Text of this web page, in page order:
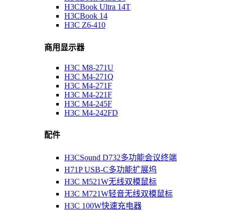
H3CBook Ultra 14T
H3CBook 14
H3C Z6-410
商用显示器
H3C M8-271U
H3C M4-271Q
H3C M4-271F
H3C M4-221F
H3C M4-245F
H3C M4-242FD
配件
H3CSound D732多功能会议终端
H71P USB-C多功能扩展坞
H3C M521W无线双模鼠标
H3C M721W轻音无线双模鼠标
H3C 100W快速充电器